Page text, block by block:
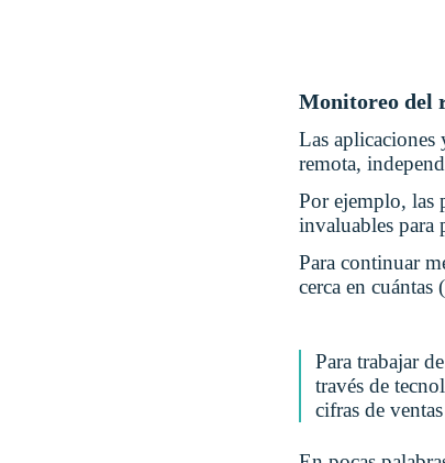
Monitoreo del
Las aplicaciones
remota,
Por ejemplo, las
invaluables para
Para continuar
cerca en
Para trabajar
través de
cifras de